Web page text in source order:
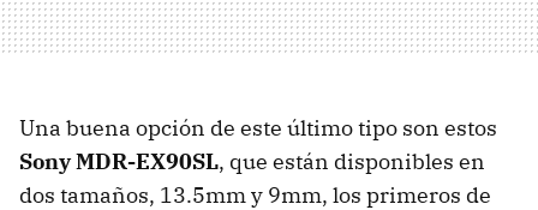
Una buena opción de este último tipo son estos
Sony MDR-EX90SL, que están disponibles en
dos tamaños, 13.5mm y 9mm, los primeros de